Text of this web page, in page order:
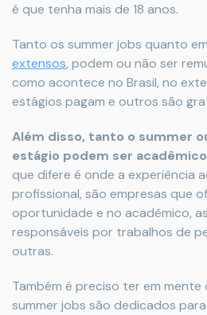
é que tenha mais de 18 anos.
Tanto os summer jobs quanto em
extensos, podem ou não ser
como acontece no Brasil, no
estágios pagam e outros são
Além disso, tanto o summer
estágio podem ser
que difere é onde a experiência
profissional, são empresas que
oportunidade e no acadêmico,
responsáveis por trabalhos de
outras.
Também é preciso ter em mente
summer jobs são dedicados